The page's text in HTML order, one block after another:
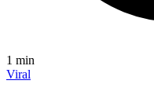
1 min
Viral